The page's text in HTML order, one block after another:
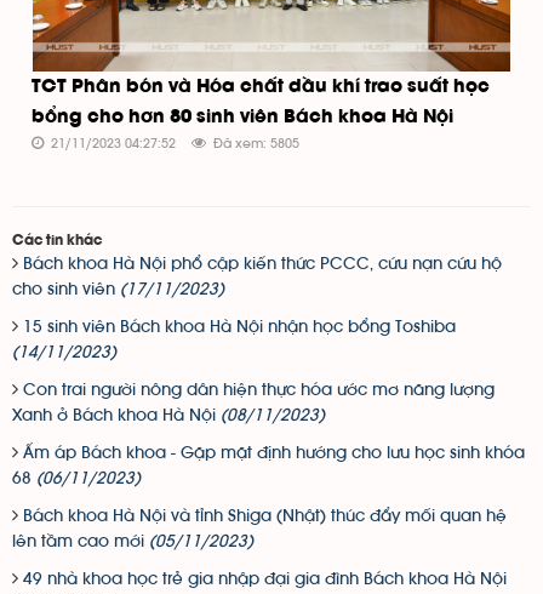
TCT Phân bón và Hóa chất dầu khí trao suất học
bổng cho hơn 80 sinh viên Bách khoa Hà Nội
21/11/2023 04:27:52 Đã xem: 5805
Các tin khác
Bách khoa Hà Nội phổ cập kiến thức PCCC, cứu nạn cứu hộ
cho sinh viên (17/11/2023)
15 sinh viên Bách khoa Hà Nội nhận học bổng Toshiba
(14/11/2023)
Con trai người nông dân hiện thực hóa ước mơ năng lượng
Xanh ở Bách khoa Hà Nội (08/11/2023)
Ấm áp Bách khoa - Gặp mặt định hướng cho lưu học sinh khóa
68 (06/11/2023)
Bách khoa Hà Nội và tỉnh Shiga (Nhật) thúc đẩy mối quan hệ
lên tầm cao mới (05/11/2023)
49 nhà khoa học trẻ gia nhập đại gia đình Bách khoa Hà Nội